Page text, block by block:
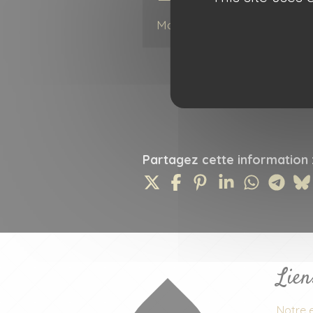
Mot de passe perdu ?
Partagez cette information :